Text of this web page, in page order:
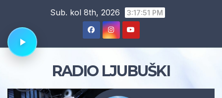
content
Sub. kol 8th, 2026 3:17:52 PM
RADIO LJUBUŠKI